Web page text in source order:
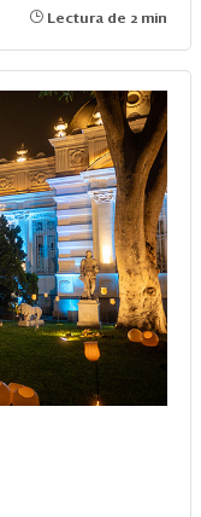
Lectura de 2 min